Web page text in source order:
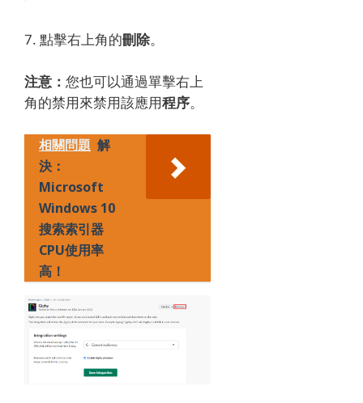
7. 點擊右上角的刪除。
注意： 您也可以通過單擊右上
角的禁用來禁用該應用程序。
相關問題 解
決：
Microsoft
Windows 10
搜索索引器
CPU使用率
高！